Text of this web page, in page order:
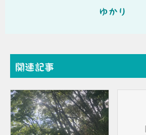
ゆかり
関連記事